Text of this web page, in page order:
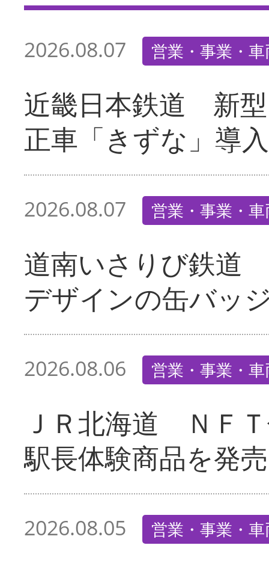
2026.08.07 営業・事業・
近畿日本鉄道 新
正車「きずな」導入
2026.08.07 営業・事業・
道南いさりび鉄道
デザインの缶バッ
2026.08.06 営業・事業・
ＪＲ北海道 ＮＦ
駅長体験商品を発売
2026.08.05 営業・事業・